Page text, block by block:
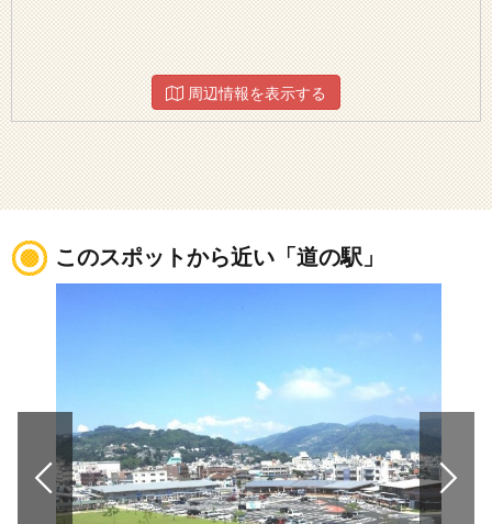
周辺情報を表示する
このスポットから近い「道の駅」